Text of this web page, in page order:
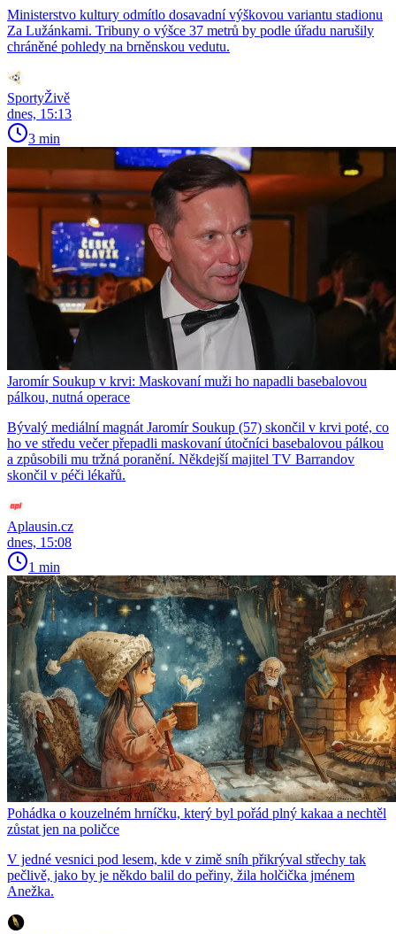
Ministerstvo kultury odmítlo dosavadní výškovou variantu stadionu
Za Lužánkami. Tribuny o výšce 37 metrů by podle úřadu narušily
chráněné pohledy na brněnskou vedutu.
SportyŽivě
dnes, 15:13
3 min
Jaromír Soukup v krvi: Maskovaní muži ho napadli basebalovou
pálkou, nutná operace
Bývalý mediální magnát Jaromír Soukup (57) skončil v krvi poté, co
ho ve středu večer přepadli maskovaní útočníci basebalovou pálkou
a způsobili mu tržná poranění. Někdejší majitel TV Barrandov
skončil v péči lékařů.
Aplausin.cz
dnes, 15:08
1 min
Pohádka o kouzelném hrníčku, který byl pořád plný kakaa a nechtěl
zůstat jen na poličce
V jedné vesnici pod lesem, kde v zimě sníh přikrýval střechy tak
pečlivě, jako by je někdo balil do peřiny, žila holčička jménem
Anežka.